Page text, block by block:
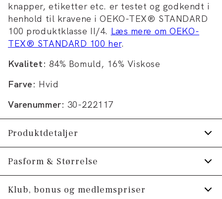
knapper, etiketter etc. er testet og godkendt i
henhold til kravene i OEKO-TEX® STANDARD
100 produktklasse II/4. Læs mere om OEKO-
TEX® STANDARD 100 her.
Kvalitet: 84% Bomuld, 16% Viskose
Farve: Hvid
Varenummer: 30-222117
Produktdetaljer
Certificeret med OEKO-TEX® STANDARD
100.
Logomærke nederst på venstre side.
Pasform & Størrelse
Fit:Relaxed fit
Klub, bonus og medlemspriser